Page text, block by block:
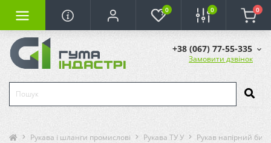
0 0 0
+38 (067) 77-55-335
Замовити дзвінок
Рукава і шланги промислові Рукава ТУ У Рукав напірний